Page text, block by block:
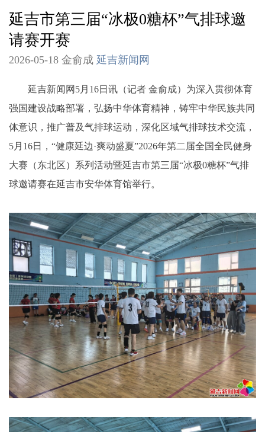
延吉市第三届“冰极0糖杯”气排球邀
请赛开赛
2026-05-18 金俞成 延吉新闻网
延吉新闻网5月16日讯（记者 金俞成）为深入贯彻体育
强国建设战略部署，弘扬中华体育精神，铸牢中华民族共同
体意识，推广普及气排球运动，深化区域气排球技术交流，
5月16日，“健康延边·爽动盛夏”2026年第二届全国全民健身
大赛（东北区）系列活动暨延吉市第三届“冰极0糖杯”气排
球邀请赛在延吉市安华体育馆举行。